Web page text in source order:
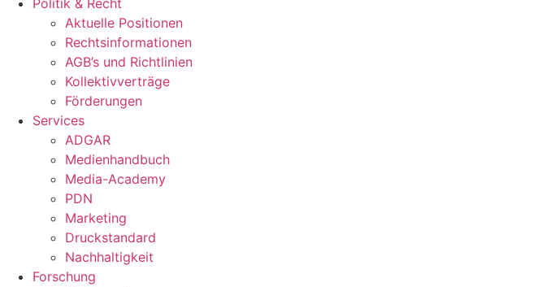
Politik & Recht
Aktuelle Positionen
Rechtsinformationen
AGB’s und Richtlinien
Kollektivverträge
Förderungen
Services
ADGAR
Medienhandbuch
Media-Academy
PDN
Marketing
Druckstandard
Nachhaltigkeit
Forschung